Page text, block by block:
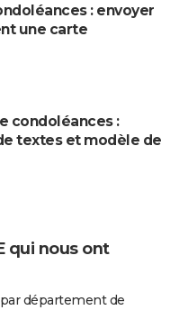
: envoyer
une carte
condoléances :
textes et modèle de
qui nous ont
département de